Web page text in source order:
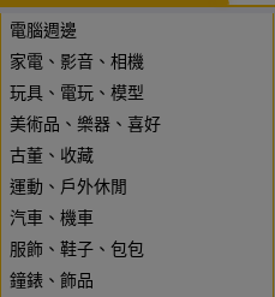
電腦週邊
家電、影音、相機
玩具、電玩、模型
美術品、樂器、喜好
古董、收藏
運動、戶外休閒
汽車、機車
服飾、鞋子、包包
鐘錶、飾品